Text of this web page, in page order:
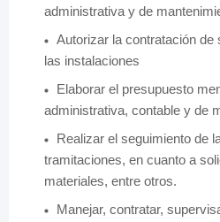
administrativa y de
Autorizar la contratación
las instalaciones
Elaborar el presupuesto
administrativa, contable y de
Realizar el seguimiento de
tramitaciones, en cuanto a
materiales, entre otros.
Manejar, contratar,